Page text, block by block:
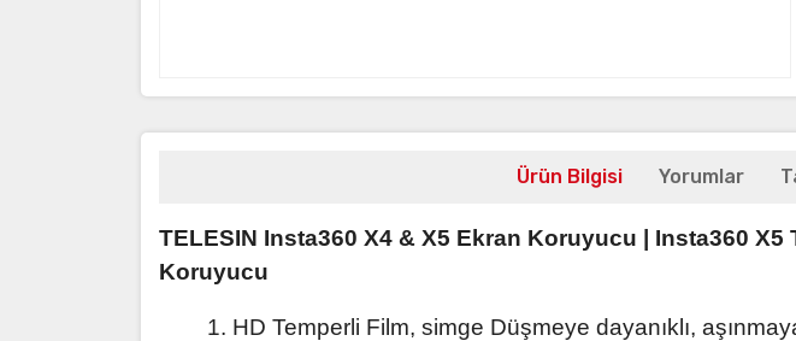
Ürün Bilgisi Yorumlar
TELESIN Insta360 X4 & X5 Ekran Koruyucu | Insta360
Koruyucu
1. HD Temperli Film, simge Düşmeye dayanıklı,